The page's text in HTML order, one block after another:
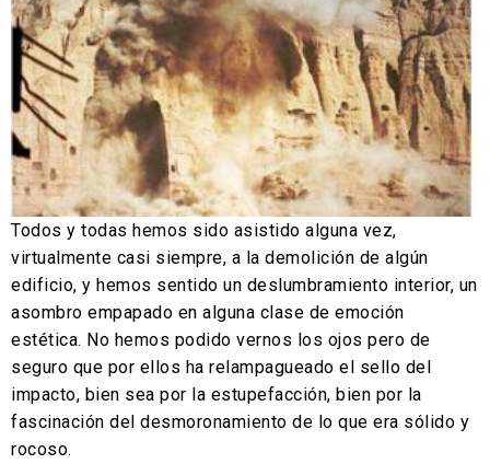
Todos y todas hemos sido asistido alguna vez,
virtualmente casi siempre, a la demolición de algún
edificio, y hemos sentido un deslumbramiento interior, un
asombro empapado en alguna clase de emoción
estética. No hemos podido vernos los ojos pero de
seguro que por ellos ha relampagueado el sello del
impacto, bien sea por la estupefacción, bien por la
fascinación del desmoronamiento de lo que era sólido y
rocoso.